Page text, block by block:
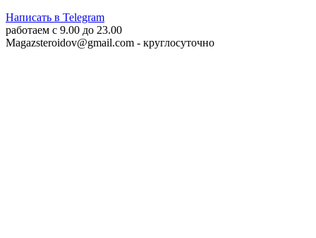
Написать в Telegram
работаем c 9.00 до 23.00
Magazsteroidov@gmail.com - круглосуточно